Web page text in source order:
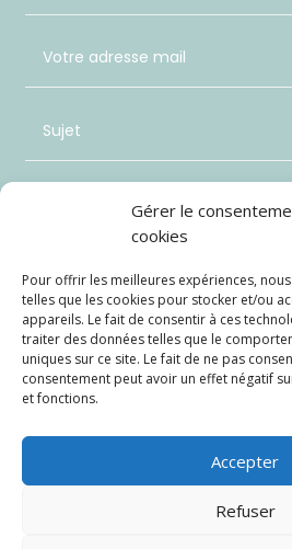
Gérer le
cookies
Pour offrir les meilleures expériences,
telles que les cookies pour stocker et/ou
appareils. Le fait de consentir à ces
traiter des données telles que le
uniques sur ce site. Le fait de ne pas
consentement peut avoir un effet négatif
et fonctions.
Accepter
Refuser
8 + 14=